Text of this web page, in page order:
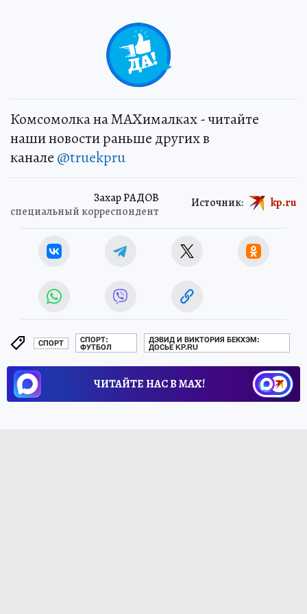
Комсомолка на MAXималках - читайте
наши новости раньше других в
канале @truekpru
Захар РАДОВ
специальный корреспондент
Источник: kp.ru
СПОРТ
СПОРТ:
ФУТБОЛ
ДЭВИД И ВИКТОРИЯ БЕКХЭМ:
ДОСЬЕ KP.RU
ЧИТАЙТЕ НАС В МАХ!